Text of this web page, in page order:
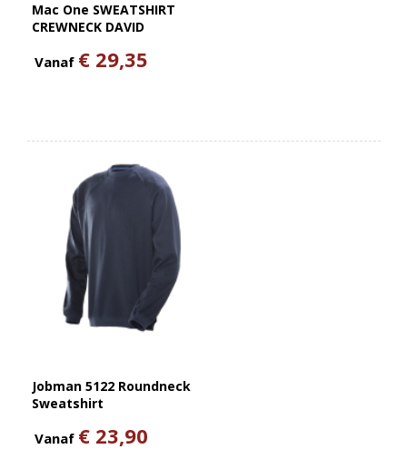
Mac One SWEATSHIRT
CREWNECK DAVID
Vanaf € 29,35
Jobman 5122 Roundneck
Sweatshirt
Vanaf € 23,90